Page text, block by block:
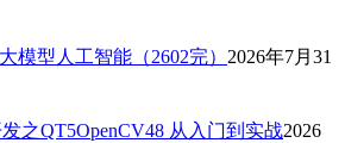
模型人工智能（2602完） 2026年7月31
之QT5OpenCV48 从入门到实战2026